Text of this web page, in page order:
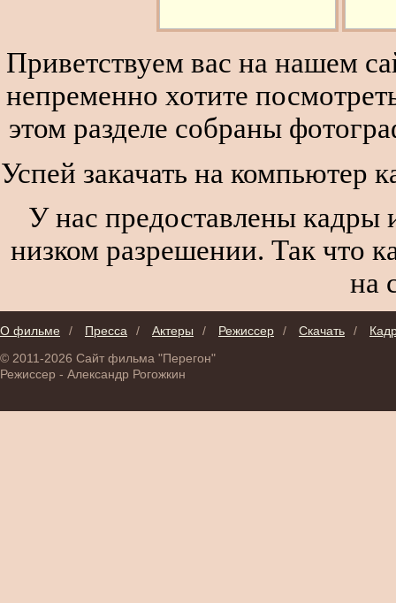
Приветствуем вас на нашем
непременно хотите
этом разделе собраны
Успей закачать на компьютер
У нас предоставлены кадры
низком разрешении. Так что
на
О фильме / Пресса / Актеры / Режиссер / Скачать /
© 2011-2026 Сайт фильма "Перегон"
Режиссер - Александр Рогожкин